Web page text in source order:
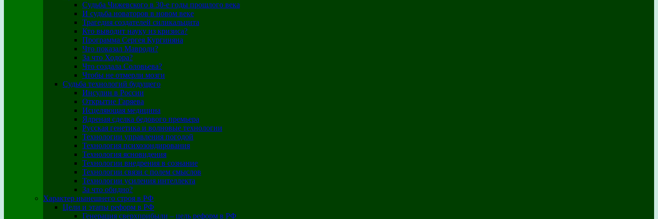
Судьба Чижевского в 30-е годы прошлого века
И судьба новаторов в новом веке
Трагедия создателей силикальцита
Кто выводит науку из кризиса?
Программа Сергея Кургиняна
Что показал Мавроди?
За что Ходора?
Что создала Соловьева?
Чтобы не отмерли мозги
Судьба технологий будущего
Инсулин в России
Открытие Гаряева
Исцеляющая медицина
Ядреная сделка бедового премьера
Русская генетика и волновые технологии
Технологии управления погодой
Технология психозондирования
Технология ясновидения
Технологии внедрения в сознание
Технологии связи с полем смыслов
Технологии усиления интеллекта
За что обидно?
Характер нынешнего строя в РФ
Цели и этапы реформ в РФ
Генерация сверхприбыли – цель реформ в РФ